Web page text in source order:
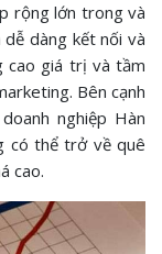
rộng lớn trong và
dàng kết nối và
cao giá trị và tầm
Bên cạnh
nghiệp Hàn
có thể trở về quê
cao.